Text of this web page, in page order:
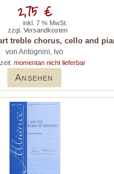
treble chorus, cello and
von Antognini, Ivo
momentan nicht lieferbar
Ansehen
2,75 €
inkl. 7 % MwSt.
zzgl. Versandkosten